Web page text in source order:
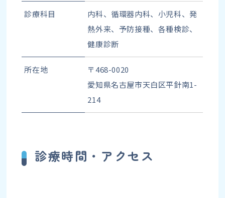
診療科目
内科、循環器内科、小児科、発
熱外来、予防接種、各種検診、
健康診断
所在地
〒468-0020
愛知県名古屋市天白区平針南1-
214
診療時間・アクセス